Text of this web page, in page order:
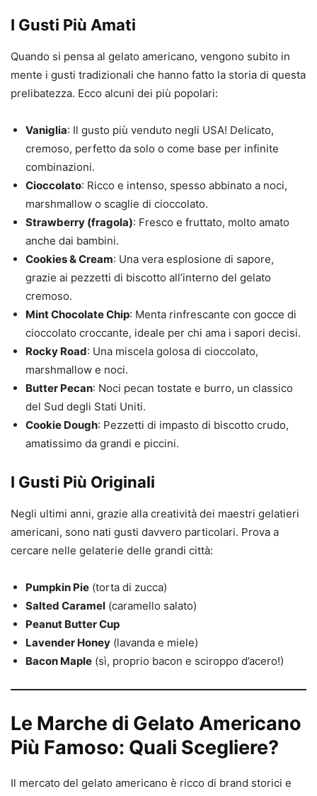
I Gusti Più Amati
Quando si pensa al gelato americano, vengono subito in
mente i gusti tradizionali che hanno fatto la storia di questa
prelibatezza. Ecco alcuni dei più popolari:
Vaniglia: Il gusto più venduto negli USA! Delicato,
cremoso, perfetto da solo o come base per infinite
combinazioni.
Cioccolato: Ricco e intenso, spesso abbinato a noci,
marshmallow o scaglie di cioccolato.
Strawberry (fragola): Fresco e fruttato, molto amato
anche dai bambini.
Cookies & Cream: Una vera esplosione di sapore,
grazie ai pezzetti di biscotto all’interno del gelato
cremoso.
Mint Chocolate Chip: Menta rinfrescante con gocce di
cioccolato croccante, ideale per chi ama i sapori decisi.
Rocky Road: Una miscela golosa di cioccolato,
marshmallow e noci.
Butter Pecan: Noci pecan tostate e burro, un classico
del Sud degli Stati Uniti.
Cookie Dough: Pezzetti di impasto di biscotto crudo,
amatissimo da grandi e piccini.
I Gusti Più Originali
Negli ultimi anni, grazie alla creatività dei maestri gelatieri
americani, sono nati gusti davvero particolari. Prova a
cercare nelle gelaterie delle grandi città:
Pumpkin Pie (torta di zucca)
Salted Caramel (caramello salato)
Peanut Butter Cup
Lavender Honey (lavanda e miele)
Bacon Maple (sì, proprio bacon e sciroppo d’acero!)
Le Marche di Gelato Americano
Più Famoso: Quali Scegliere?
Il mercato del gelato americano è ricco di brand storici e